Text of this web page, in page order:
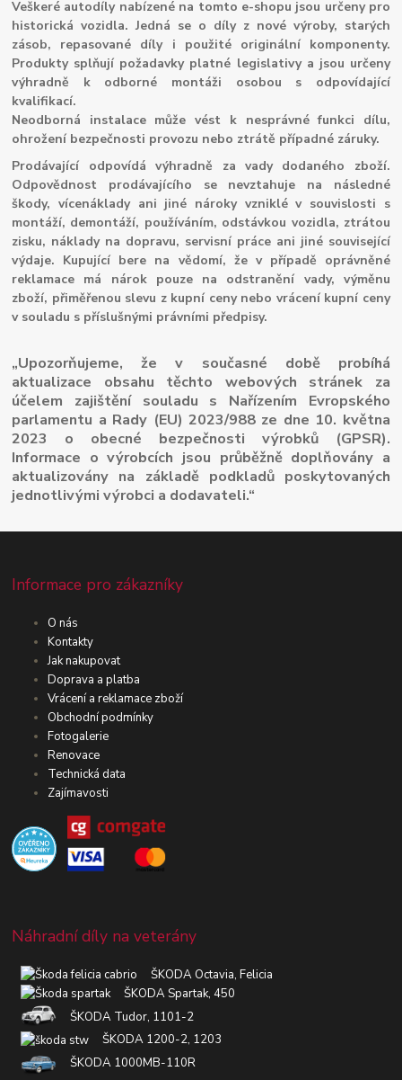
Veškeré autodíly nabízené na tomto e-shopu jsou určeny pro
historická vozidla. Jedná se o díly z nové výroby, starých
zásob, repasované díly i použité originální komponenty.
Produkty splňují požadavky platné legislativy a jsou určeny
výhradně k odborné montáži osobou s odpovídající
kvalifikací.
Neodborná instalace může vést k nesprávné funkci dílu,
ohrožení bezpečnosti provozu nebo ztrátě případné záruky.
Prodávající odpovídá výhradně za vady dodaného zboží.
Odpovědnost prodávajícího se nevztahuje na následné
škody, vícenáklady ani jiné nároky vzniklé v souvislosti s
montáží, demontáží, používáním, odstávkou vozidla, ztrátou
zisku, náklady na dopravu, servisní práce ani jiné související
výdaje. Kupující bere na vědomí, že v případě oprávněné
reklamace má nárok pouze na odstranění vady, výměnu
zboží, přiměřenou slevu z kupní ceny nebo vrácení kupní ceny
v souladu s příslušnými právními předpisy.
„Upozorňujeme, že v současné době probíhá
aktualizace obsahu těchto webových stránek za
účelem zajištění souladu s Nařízením Evropského
parlamentu a Rady (EU) 2023/988 ze dne 10. května
2023 o obecné bezpečnosti výrobků (GPSR).
Informace o výrobcích jsou průběžně doplňovány a
aktualizovány na základě podkladů poskytovaných
jednotlivými výrobci a dodavateli.“
Informace pro zákazníky
O nás
Kontakty
Jak nakupovat
Doprava a platba
Vrácení a reklamace zboží
Obchodní podmínky
Fotogalerie
Renovace
Technická data
Zajímavosti
Náhradní díly na veterány
ŠKODA Octavia, Felicia
ŠKODA Spartak, 450
ŠKODA Tudor, 1101-2
ŠKODA 1200-2, 1203
ŠKODA 1000MB-110R